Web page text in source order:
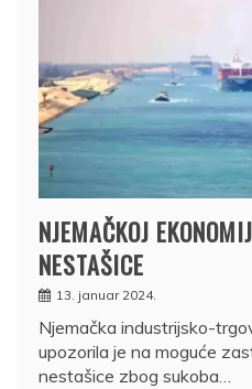
NJEMAČKOJ
NESTAŠICE
13. januar 2024.
Njemačka industrijsko-
upozorila je na moguće
nestašice zbog sukoba…